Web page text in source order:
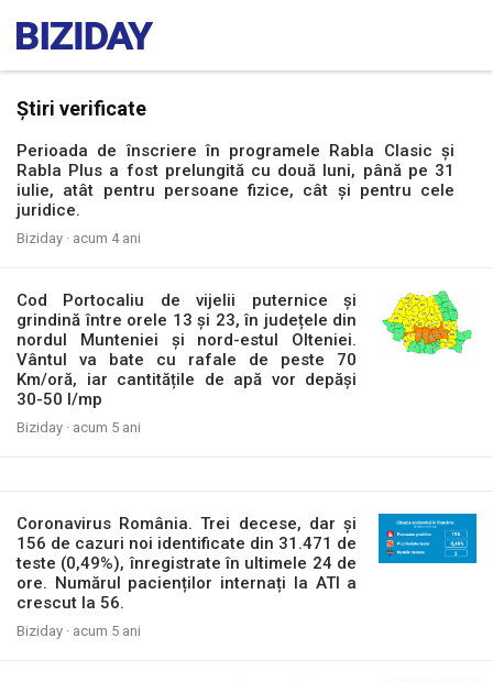
Știri verificate
Perioada de înscriere în programele Rabla Clasic și
Rabla Plus a fost prelungită cu două luni, până pe 31
iulie, atât pentru persoane fizice, cât și pentru cele
juridice.
Biziday · acum 4 ani
Cod Portocaliu de vijelii puternice și
grindină între orele 13 și 23, în județele din
nordul Munteniei și nord-estul Olteniei.
Vântul va bate cu rafale de peste 70
Km/oră, iar cantitățile de apă vor depăși
30-50 l/mp
Biziday · acum 5 ani
Coronavirus România. Trei decese, dar și
156 de cazuri noi identificate din 31.471 de
teste (0,49%), înregistrate în ultimele 24 de
ore. Numărul pacienților internați la ATI a
crescut la 56.
Biziday · acum 5 ani